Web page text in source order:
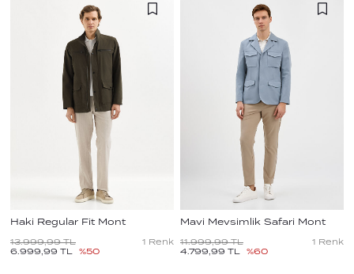
Haki Regular Fit Mont
13.999,99 TL
6.999,99 TL %50
1 Renk
Mavi Mevsimlik Safari Mont
11.999,99 TL
4.799,99 TL %60
1 Renk